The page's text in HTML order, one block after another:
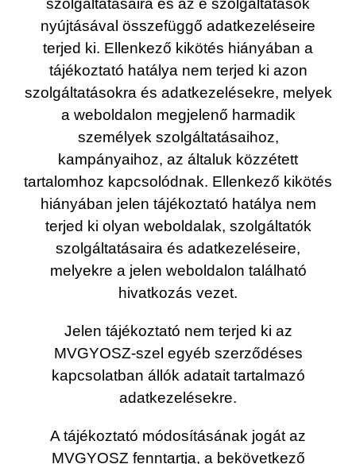
nyújtásával összefüggő adatkezeléseire
terjed ki. Ellenkező kikötés hiányában a
tájékoztató hatálya nem terjed ki azon
szolgáltatásokra és adatkezelésekre, melyek
a weboldalon megjelenő harmadik
személyek szolgáltatásaihoz,
kampányaihoz, az általuk közzétett
tartalomhoz kapcsolódnak. Ellenkező kikötés
hiányában jelen tájékoztató hatálya nem
terjed ki olyan weboldalak, szolgáltatók
szolgáltatásaira és adatkezeléseire,
melyekre a jelen weboldalon található
hivatkozás vezet.
Jelen tájékoztató nem terjed ki az
MVGYOSZ-szel egyéb szerződéses
kapcsolatban állók adatait tartalmazó
adatkezelésekre.
A tájékoztató módosításának jogát az
MVGYOSZ fenntartja, a bekövetkező